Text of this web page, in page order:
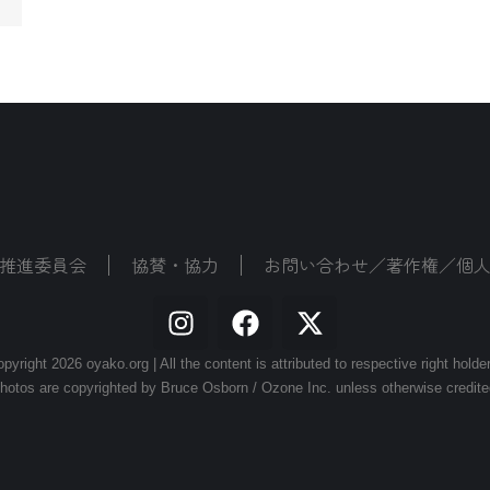
進委員会 協賛・協力 お問い合わせ／著作権／個
2026 oyako.org | All the content is attributed to respective right
are copyrighted by Bruce Osborn / Ozone Inc. unless otherwise